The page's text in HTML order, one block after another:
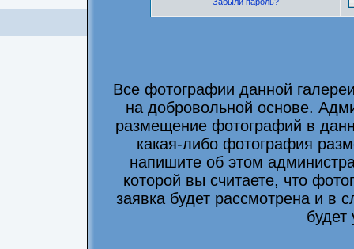
Все фотографии данной
на добровольной основе.
размещение фотографий в
какая-либо фотография
напишите об этом
которой вы считаете, что
заявка будет рассмотрена и в
будет